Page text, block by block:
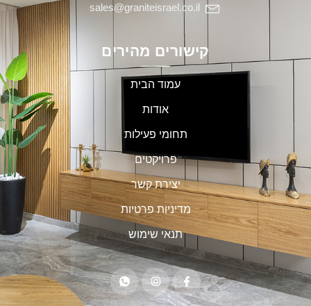
sales@graniteisrael.co.il
קישורים מהירים
עמוד הבית
אודות
תחומי פעילות
פרויקטים
יצירת קשר
מדיניות פרטיות
תנאי שימוש